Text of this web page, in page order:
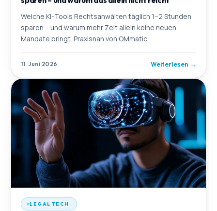
Welche KI-Tools Rechtsanwälten täglich 1–2 Stunden
sparen – und warum mehr Zeit allein keine neuen
Mandate bringt. Praxisnah von OMmatic.
11. Juni 2026 Weiterlesen →
LEGAL TECH